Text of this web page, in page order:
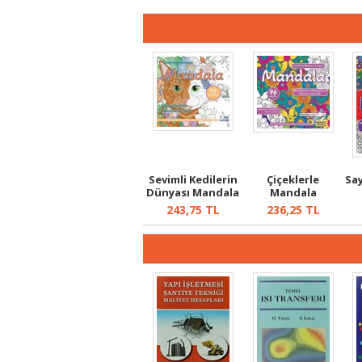
Sevimli Kedilerin
Dünyası Mandala
243,75 TL
Çiçeklerle
Mandala
236,25 TL